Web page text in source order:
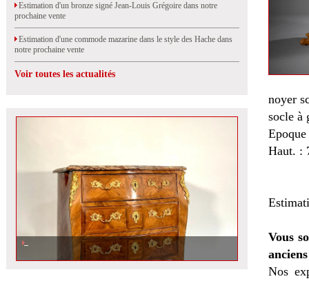
Estimation d'un bronze signé Jean-Louis Grégoire dans notre
prochaine vente
Estimation d'une commode mazarine dans le style des Hache dans
notre prochaine vente
Voir toutes les actualités
noyer
socle à
Haut. :
Vous
Nos